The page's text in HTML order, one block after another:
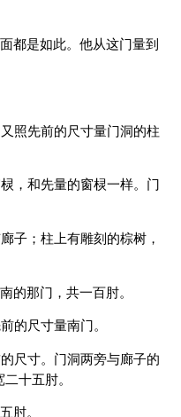
都是如此。他从这门量到
照先前的尺寸量门洞的柱
，和先量的窗棂一样。门
子；柱上有雕刻的棕树，
的那门，共一百肘。
的尺寸量南门。
尺寸。门洞两旁与廊子的
十五肘。
肘。